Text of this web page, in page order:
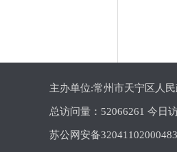
主办单位:常州市天宁区人
总访问量： 52066261 今日
苏公网安备